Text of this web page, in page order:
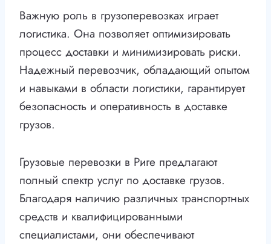
Важную роль в грузоперевозках играет
логистика. Она позволяет оптимизировать
процесс доставки и минимизировать риски.
Надежный перевозчик, обладающий опытом
и навыками в области логистики, гарантирует
безопасность и оперативность в доставке
грузов.
Грузовые перевозки в Риге предлагают
полный спектр услуг по доставке грузов.
Благодаря наличию различных транспортных
средств и квалифицированными
специалистами, они обеспечивают